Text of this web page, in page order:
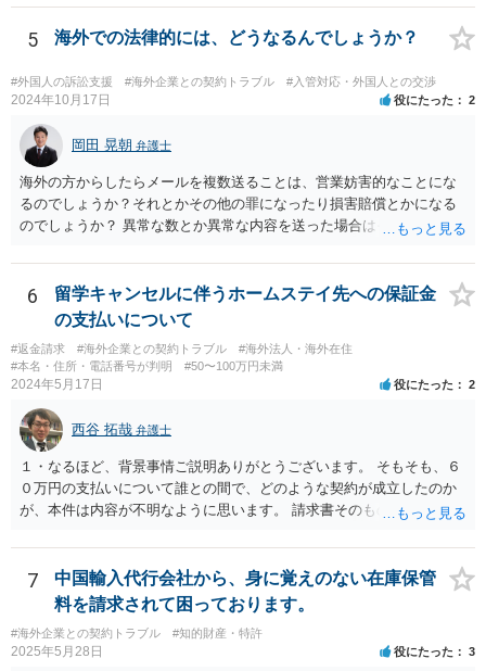
5 海外での法律的には、どうなるんでしょうか？
#外国人の訴訟支援 #海外企業との契約トラブル #入管対応・外国人との交渉
2024年10月17日 役にたった 2
岡田 晃朝 弁護士
海外の方からしたらメールを複数送ることは、営業妨害的なことにな
るのでしょうか？それとかその他の罪になったり損害賠償とかになる
のでしょうか？ 異常な数とか異常な内容を送った場合はそういうこと
ませんが、日本ではそうです。 しかし、現実には、あまりないかとは
思います。 お礼を送ったなら、もう伝っているでしょうから、今後
は、止めておけばよいでしょう。
6
留学キャンセルに伴うホームステイ先への保証金
の支払いについて
#返金請求 #海外企業との契約トラブル
#海外法人・海外在住
#本名・住所・電話番号が判明
#50〜100万円未満
2024年5月17日 役にたった 2
西谷 拓哉 弁護士
１・なるほど、背景事情ご説明ありがとうございます。 そもそも、６
０万円の支払いについて誰との間で、どのような契約が成立したのか
が、本件は内容が不明なように思います。 請求書そのものは、エージ
学学校とあなたとの間に、語学留学（をさせる準委任とも呼べる）契
約が成立したように思います。 ６０万円の位置付けですが、日本で
は、授業が実際に提供されていない以上、全額返還されるべきものと
言いやすい状況にあります（学納金判決）。 しかし、海外の学校での
授業となると、日本と同等に考えていいのか疑義が生じます。 たしか
に、海外の学校のルール等によって、学費の支払い時期やその取扱い
7
中国輸入代行会社から、身に覚えのない在庫保管
料を請求されて困っております。
#海外企業との契約トラブル #知的財産・特許
2025年5月28日 役にたった 3